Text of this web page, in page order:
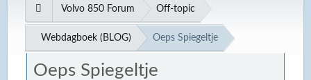
Volvo 850 Forum Off-topic
Webdagboek (BLOG) Oeps Spiegeltje
Oeps Spiegeltje